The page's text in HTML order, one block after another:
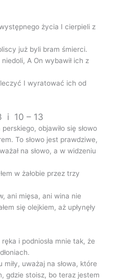
życia I cierpieli z
już byli bram śmierci.
A On wybawił ich z
I wyratować ich od
i 10 – 13
objawiło się słowo
To słowo jest prawdziwe,
na słowo, a w widzeniu
w żałobie przez trzy
ani mięsa, ani wina nie
się olejkiem, aż upłynęły
i podniosła mnie tak, że
miły, uważaj na słowa, które
gdzie stoisz, bo teraz jestem